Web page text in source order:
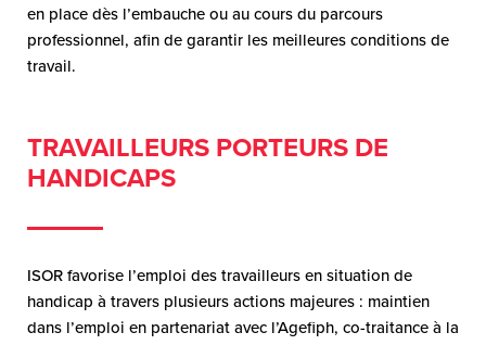
en place dès l’embauche ou au cours du parcours
professionnel, afin de garantir les meilleures conditions de
travail.
TRAVAILLEURS PORTEURS DE
HANDICAPS
ISOR favorise l’emploi des travailleurs en situation de
handicap à travers plusieurs actions majeures : maintien
dans l’emploi en partenariat avec l’Agefiph, co-traitance à la